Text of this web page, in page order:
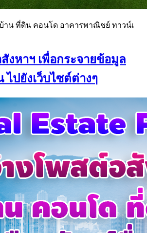
าน ที่ดิน คอนโด อาคารพาณิชย์ ทาวน์เ
งหาฯ เพื่อกระจายข้อมูล
ปยังเว็บไซต์ต่างๆ